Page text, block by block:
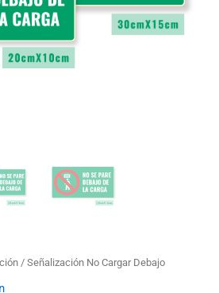
/ Señalización No Cargar Debajo
$32.000